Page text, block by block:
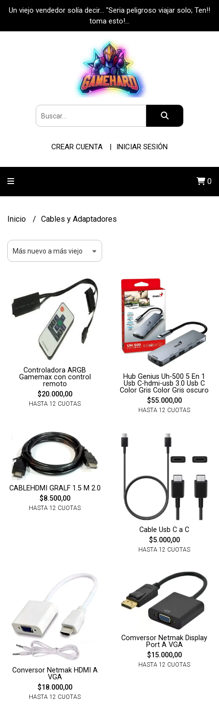
Un viejo vendedor solía decir... "Seria peligroso viajar solo; Ten!!
toma esto!...
CREAR CUENTA INICIAR SESIÓN
0
Inicio Cables y Adaptadores
Controladora ARGB
Gamemax con control
remoto
$20.000,00
HASTA 12 CUOTAS
Hub Genius Uh-500 5 En 1
Usb C-hdmi-usb 3.0 Usb C
Color Gris Color Gris oscuro
$55.000,00
HASTA 12 CUOTAS
CABLEHDMI GRALF 1.5 M 2.0
$8.500,00
HASTA 12 CUOTAS
Cable Usb C a C
$5.000,00
HASTA 12 CUOTAS
Conversor Netmak HDMI A
VGA
$18.000,00
HASTA 12 CUOTAS
Comversor Netmak Display
Port A VGA
$15.000,00
HASTA 12 CUOTAS